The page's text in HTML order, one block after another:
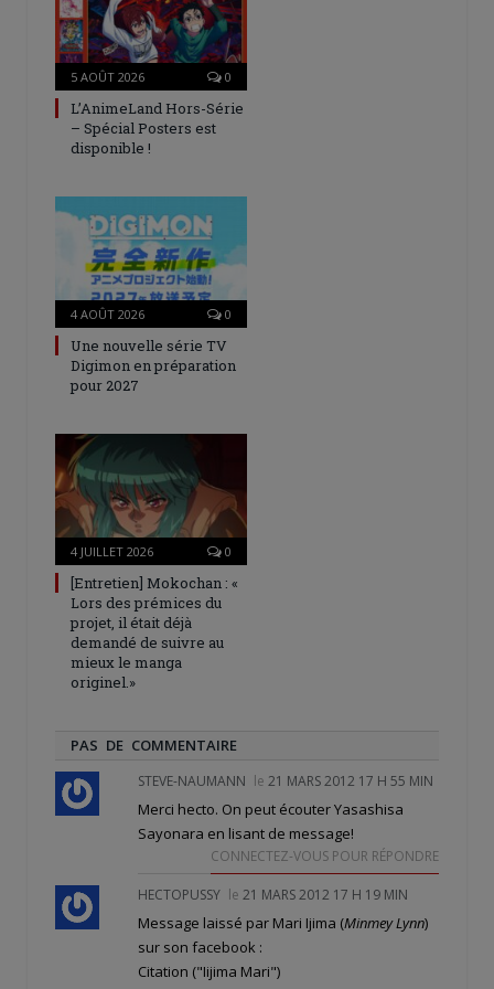
5 AOÛT 2026 0
L’AnimeLand Hors-Série
– Spécial Posters est
disponible !
4 AOÛT 2026 0
Une nouvelle série TV
Digimon en préparation
pour 2027
4 JUILLET 2026 0
[Entretien] Mokochan : «
Lors des prémices du
projet, il était déjà
demandé de suivre au
mieux le manga
originel.»
PAS DE COMMENTAIRE
STEVE-NAUMANN le 21 MARS 2012 17 H 55 MIN
Merci hecto. On peut écouter Yasashisa
Sayonara en lisant de message!
CONNECTEZ-VOUS POUR RÉPONDRE
HECTOPUSSY le 21 MARS 2012 17 H 19 MIN
Message laissé par Mari Ijima (Minmey Lynn)
sur son facebook :
Citation ("Iijima Mari")